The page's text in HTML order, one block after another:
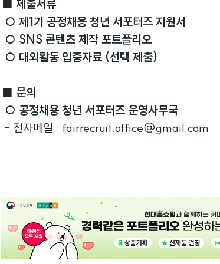
■ 제출서류
○ 제1기 공정채용 청년 서포터즈 지원서
○ SNS 콘텐츠 제작 포트폴리오
○ 대외활동 입증자료 (선택 제출)
■ 문의
○ 공정채용 청년 서포터즈 운영사무국
- 전자메일 : fairrecruit.office@gmail.com
광
고
너